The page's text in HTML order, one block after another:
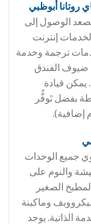
روتانا أبوظبي
يؤمن المصعد الوصول إلى
إنترنت
ترجمة وخدمة
ضيوف الفندق
قيادة
بفضل تَوفُّر
إضافية).
جميع الوحدات
والنوم على
الصغير
وماكينة
الذاتية. يوجد